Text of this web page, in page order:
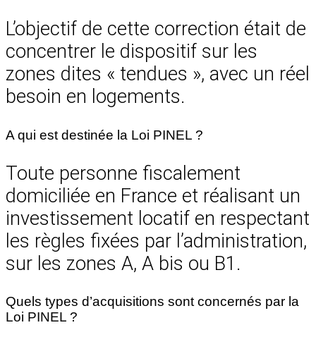
L’objectif de cette correction était de
concentrer le dispositif sur les
zones dites « tendues », avec un réel
besoin en logements.
A qui est destinée la Loi PINEL ?
Toute personne fiscalement
domiciliée en France et réalisant un
investissement locatif en respectant
les règles fixées par l’administration,
sur les zones A, A bis ou B1.
Quels types d’acquisitions sont concernés par la
Loi PINEL ?